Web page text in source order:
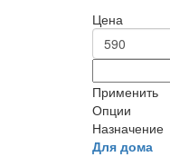
Цена
Применить
Опции
Назначение
Для дома